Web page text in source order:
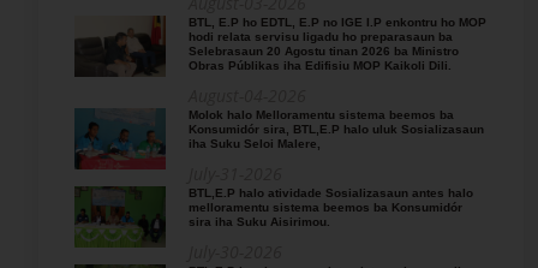
BTL, E.P ho EDTL, E.P no IGE I.P enkontru ho MOP
hodi relata servisu ligadu ho preparasaun ba
Selebrasaun 20 Agostu tinan 2026 ba Ministro
Obras Públikas iha Edifisiu MOP Kaikoli Dili.
Molok halo Melloramentu sistema beemos ba
Konsumidór sira, BTL,E.P halo uluk Sosializasaun
iha Suku Seloi Malere,
BTL,E.P halo atividade Sosializasaun antes halo
melloramentu sistema beemos ba Konsumidór
sira iha Suku Aisirimou.